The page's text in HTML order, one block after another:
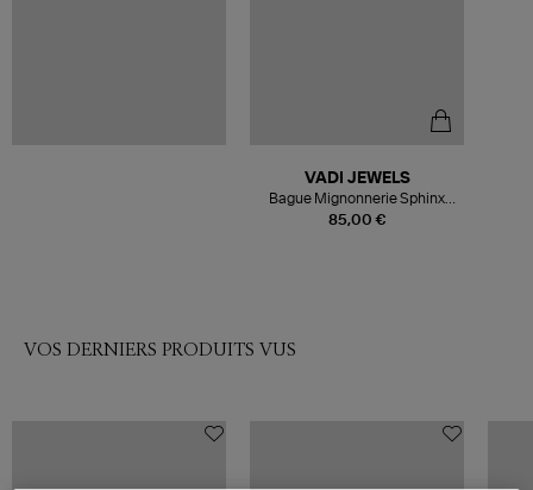
85,00 €
VADI JEWELS
Bague Mignonnerie Sphinx
Quartz Rose
VOS DERNIERS PRODUITS VUS